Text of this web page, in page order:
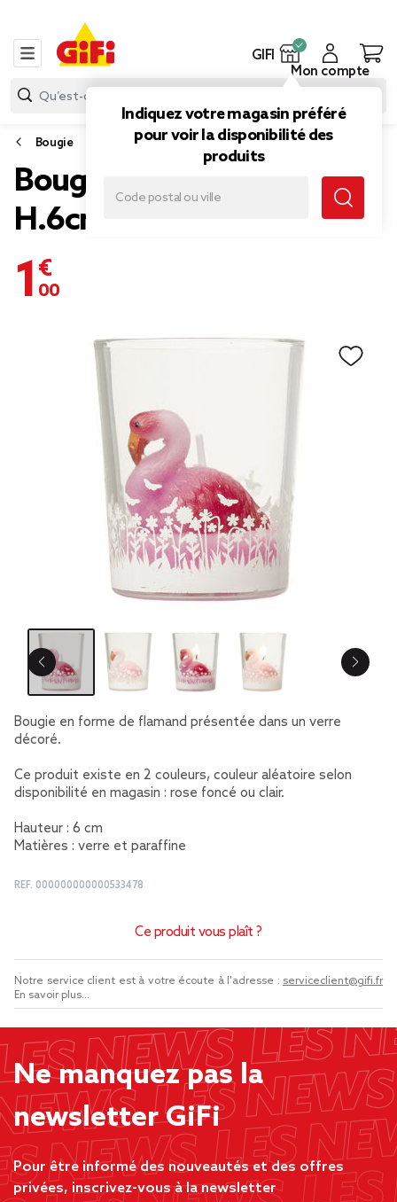
GIFI
Indiquez votre magasin préféré
pour voir la disponibilité des
produits
Mon compte
Bougie
Bougie flamand rose
H.6cm
1,00 €
Bougie en forme de flamand présentée dans un verre
décoré.
Ce produit existe en 2 couleurs, couleur aléatoire selon
disponibilité en magasin : rose foncé ou clair.
Hauteur : 6 cm
Matières : verre et paraffine
REF. 000000000000533478
Ce produit vous plaît ?
Notre service client est à votre écoute à l'adresse : serviceclient@gifi.fr
En savoir plus...
Ne manquez pas la
newsletter GiFi
Pour être informé des nouveautés et des offres
privées, inscrivez-vous à la newsletter